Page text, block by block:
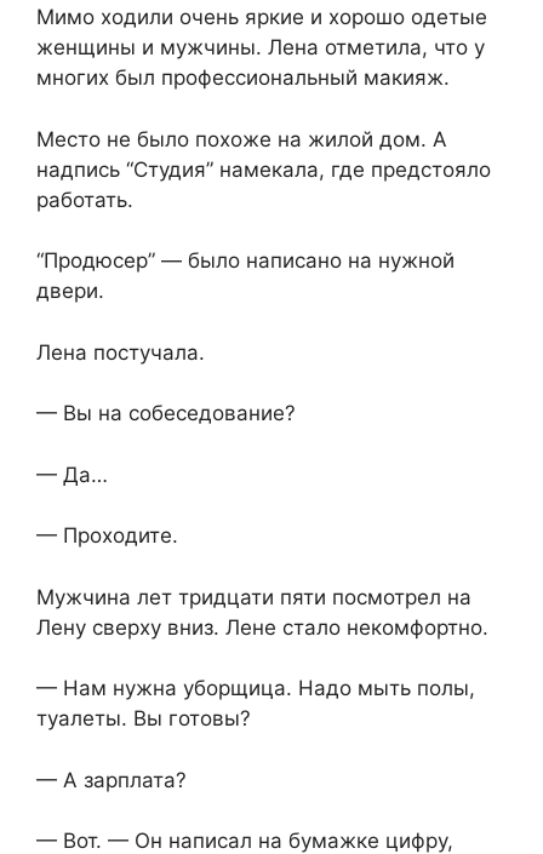
Мимо ходили очень яркие и хорошо одетые
женщины и мужчины. Лена отметила, что у
многих был профессиональный макияж.
Место не было похоже на жилой дом. А
надпись “Студия” намекала, где предстояло
работать.
“Продюсер” — было написано на нужной
двери.
Лена постучала.
— Вы на собеседование?
— Да…
— Проходите.
Мужчина лет тридцати пяти посмотрел на
Лену сверху вниз. Лене стало некомфортно.
— Нам нужна уборщица. Надо мыть полы,
туалеты. Вы готовы?
— А зарплата?
— Вот. — Он написал на бумажке цифру,